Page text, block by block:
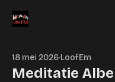
18 mei 2026·LoofEm
Meditatie